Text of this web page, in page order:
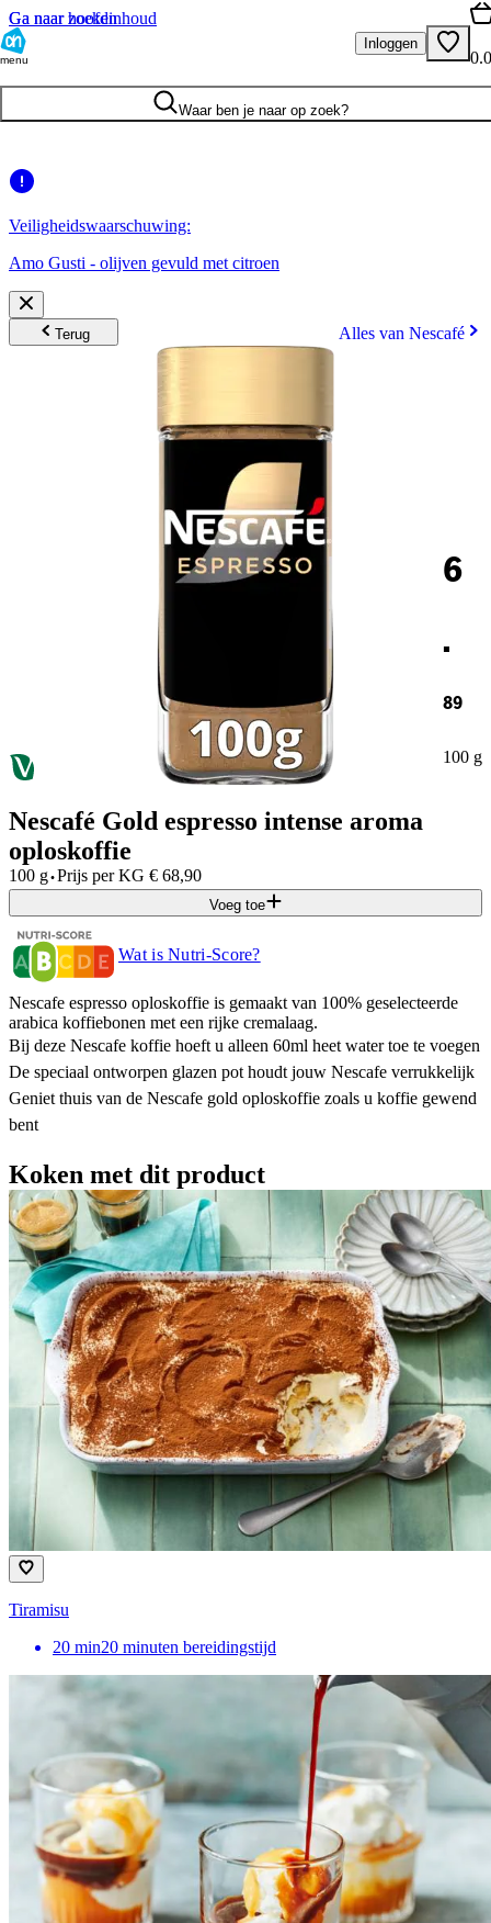
Ga naar hoofdinhoud
Ga naar zoeken
menu
Inloggen
Waar ben je naar op zoek?
Veiligheidswaarschuwing:
Amo Gusti - olijven gevuld met citroen
Terug Alles van Nescafé
6
.
89
100 g
Nescafé Gold espresso intense aroma
oploskoffie
100 g·Prijs per KG € 68,90
Voeg toe
Wat is Nutri-Score?
Nescafe espresso oploskoffie is gemaakt van 100% geselecteerde
arabica koffiebonen met een rijke cremalaag.
Bij deze Nescafe koffie hoeft u alleen 60ml heet water toe te voegen
De speciaal ontworpen glazen pot houdt jouw Nescafe verrukkelijk
Geniet thuis van de Nescafe gold oploskoffie zoals u koffie gewend
bent
Koken met dit product
Tiramisu
20 min20 minuten bereidingstijd